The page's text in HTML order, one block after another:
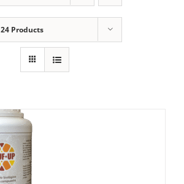
24 Products